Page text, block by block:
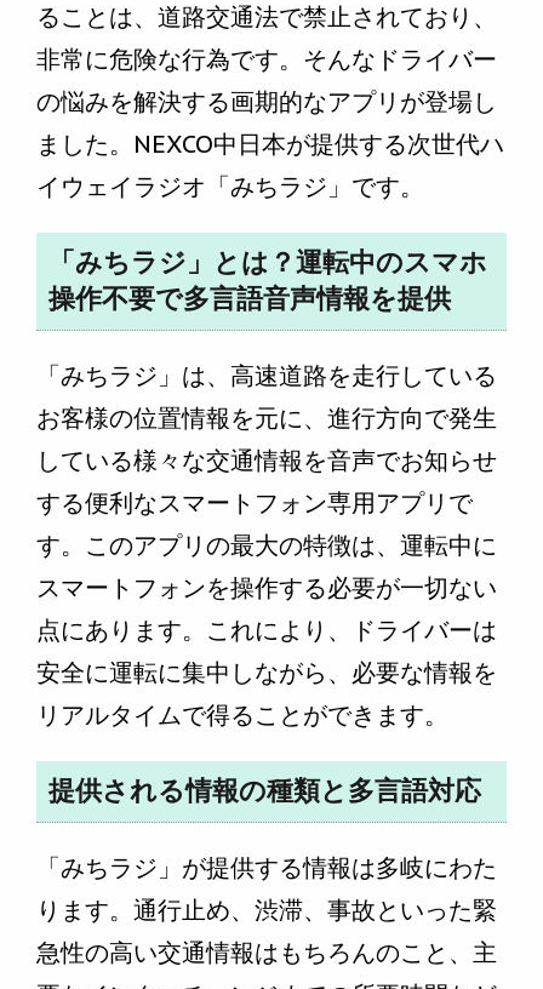
ることは、道路交通法で禁止されており、
非常に危険な行為です。そんなドライバー
の悩みを解決する画期的なアプリが登場し
ました。NEXCO中日本が提供する次世代ハ
イウェイラジオ「みちラジ」です。
「みちラジ」とは？運転中のスマホ
操作不要で多言語音声情報を提供
「みちラジ」は、高速道路を走行している
お客様の位置情報を元に、進行方向で発生
している様々な交通情報を音声でお知らせ
する便利なスマートフォン専用アプリで
す。このアプリの最大の特徴は、運転中に
スマートフォンを操作する必要が一切ない
点にあります。これにより、ドライバーは
安全に運転に集中しながら、必要な情報を
リアルタイムで得ることができます。
提供される情報の種類と多言語対応
「みちラジ」が提供する情報は多岐にわた
ります。通行止め、渋滞、事故といった緊
急性の高い交通情報はもちろんのこと、主